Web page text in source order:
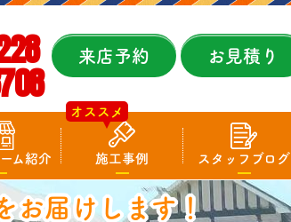
来店予約 お見積り
ム紹介 施工事例
オススメ
スタッフブログ
お届けします！